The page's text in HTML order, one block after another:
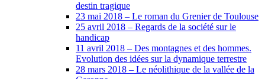
destin tragique
23 mai 2018 – Le roman du Grenier de Toulouse
25 avril 2018 – Regards de la société sur le
handicap
11 avril 2018 – Des montagnes et des hommes.
Evolution des idées sur la dynamique terrestre
28 mars 2018 – Le néolithique de la vallée de la